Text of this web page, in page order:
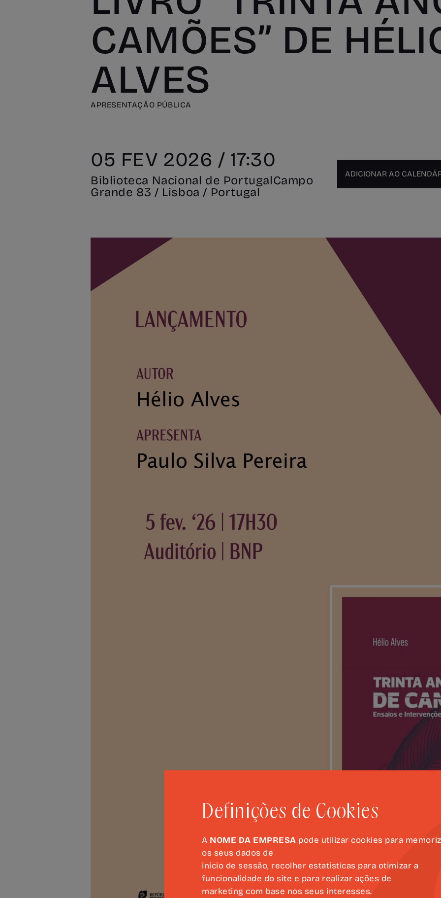
CAMÕES” DE
ALVES
APRESENTAÇÃO PÚBLICA
05 FEV 2026 / 17:30
Biblioteca Nacional de PortugalCampo
Grande 83 / Lisboa / Portugal
Definições de Cookies
A NOME DA EMPRESA pode utilizar cookies para
os seus dados de
início de sessão, recolher estatísticas para otimizar a
funcionalidade do site e para realizar ações de
marketing com base nos seus interesses.